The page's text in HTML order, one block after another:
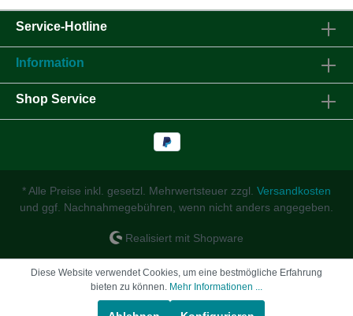
Service-Hotline
Information
Shop Service
* Alle Preise inkl. gesetzl. Mehrwertsteuer zzgl. Versandkosten
und ggf. Nachnahmegebühren, wenn nicht anders angegeben.
Realisiert mit Shopware
Diese Website verwendet Cookies, um eine bestmögliche Erfahrung
bieten zu können. Mehr Informationen ...